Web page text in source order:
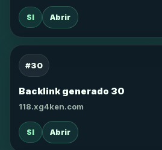
SI Abrir
#30
Backlink generado 30
118.xg4ken.com
SI Abrir